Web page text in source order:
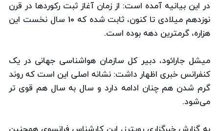
در این بیانیه آمده است: از زمان آغاز ثبت رکوردها در قرن
نوزدهم میلادی تا کنون، ثابت شده که 10 سال نخست این
هزاره، گرمترین دهه بوده است.
میشل جارائود، دبیر کل سازمان هواشناسی جهانی در یک
کنفرانس خبری اظهار داشت: نشانه اصلی این است که روند
گرم شدن هم چنان ادامه دارد و سال به سال هم قوی تر
می‌شود.